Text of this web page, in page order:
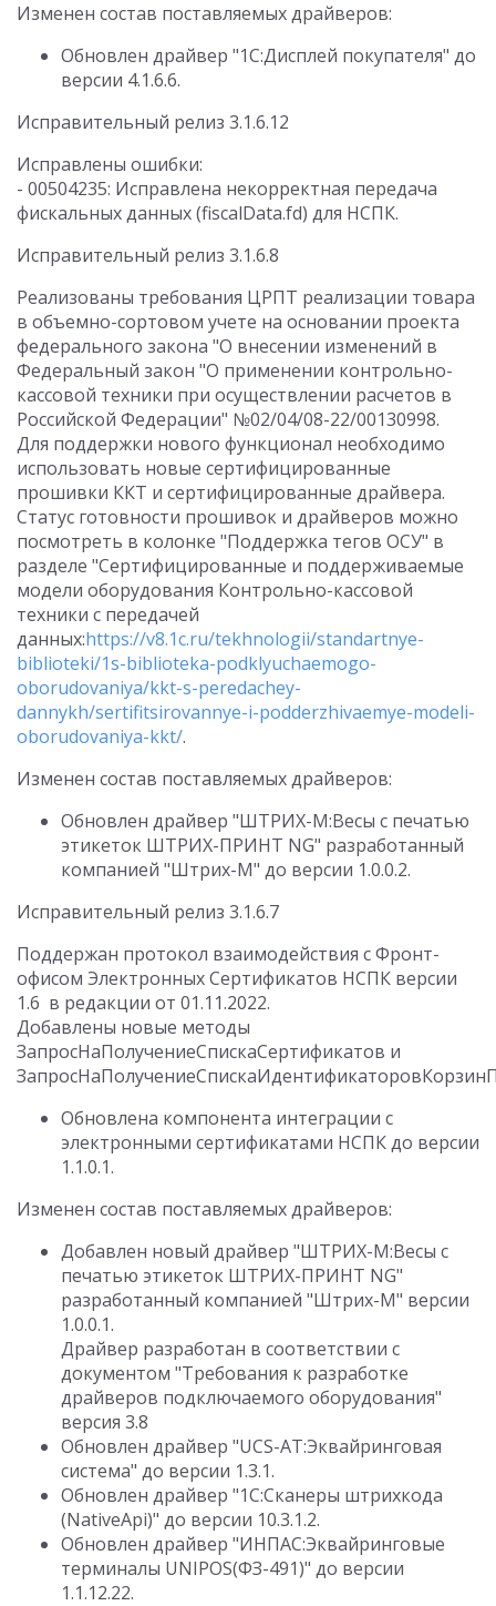
Изменен состав поставляемых драйверов:
Обновлен драйвер "1С:Дисплей покупателя" до
версии 4.1.6.6.
Исправительный релиз 3.1.6.12
Исправлены ошибки:
- 00504235: Исправлена некорректная передача
фискальных данных (fiscalData.fd) для НСПК.
Исправительный релиз 3.1.6.8
Реализованы требования ЦРПТ реализации товара
в объемно-сортовом учете на основании проекта
федерального закона "О внесении изменений в
Федеральный закон "О применении контрольно-
кассовой техники при осуществлении расчетов в
Российской Федерации" №02/04/08-22/00130998.
Для поддержки нового функционал необходимо
использовать новые сертифицированные
прошивки ККТ и сертифицированные драйвера.
Статус готовности прошивок и драйверов можно
посмотреть в колонке "Поддержка тегов ОСУ" в
разделе "Сертифицированные и поддерживаемые
модели оборудования Контрольно-кассовой
техники с передачей
данных:https://v8.1c.ru/tekhnologii/standartnye-
biblioteki/1s-biblioteka-podklyuchaemogo-
oborudovaniya/kkt-s-peredachey-
dannykh/sertifitsirovannye-i-podderzhivaemye-modeli-
oborudovaniya-kkt/.
Изменен состав поставляемых драйверов:
Обновлен драйвер "ШТРИХ-М:Весы с печатью
этикеток ШТРИХ-ПРИНТ NG" разработанный
компанией "Штрих-М" до версии 1.0.0.2.
Исправительный релиз 3.1.6.7
Поддержан протокол взаимодействия с Фронт-
офисом Электронных Сертификатов НСПК версии
1.6 в редакции от 01.11.2022.
Добавлены новые методы
ЗапросНаПолучениеСпискаСертификатов и
Обновлена компонента интеграции с
электронными сертификатами НСПК до версии
1.1.0.1.
Изменен состав поставляемых драйверов:
Добавлен новый драйвер "ШТРИХ-М:Весы с
печатью этикеток ШТРИХ-ПРИНТ NG"
разработанный компанией "Штрих-М" версии
1.0.0.1.
Драйвер разработан в соответствии с
документом "Требования к разработке
драйверов подключаемого оборудования"
версия 3.8
Обновлен драйвер "UCS-AT:Эквайринговая
система" до версии 1.3.1.
Обновлен драйвер "1С:Сканеры штрихкода
(NativeApi)" до версии 10.3.1.2.
Обновлен драйвер "ИНПАС:Эквайринговые
терминалы UNIPOS(ФЗ-491)" до версии
1.1.12.22.